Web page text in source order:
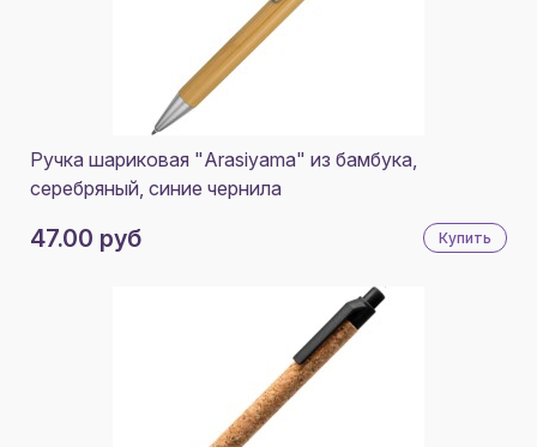
Ручка шариковая "Arasiyama" из бамбука,
серебряный, синие чернила
47.00 руб Купить